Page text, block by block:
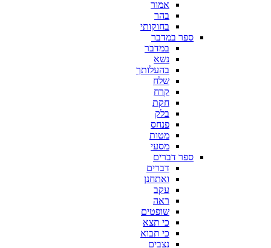
אמור
בהר
בחוקותי
ספר במדבר
במדבר
נשא
בהעלותך
שלח
קרח
חקת
בלק
פנחס
מטות
מסעי
ספר דברים
דברים
ואתחנן
עקב
ראה
שופטים
כי תצא
כי תבוא
נצבים